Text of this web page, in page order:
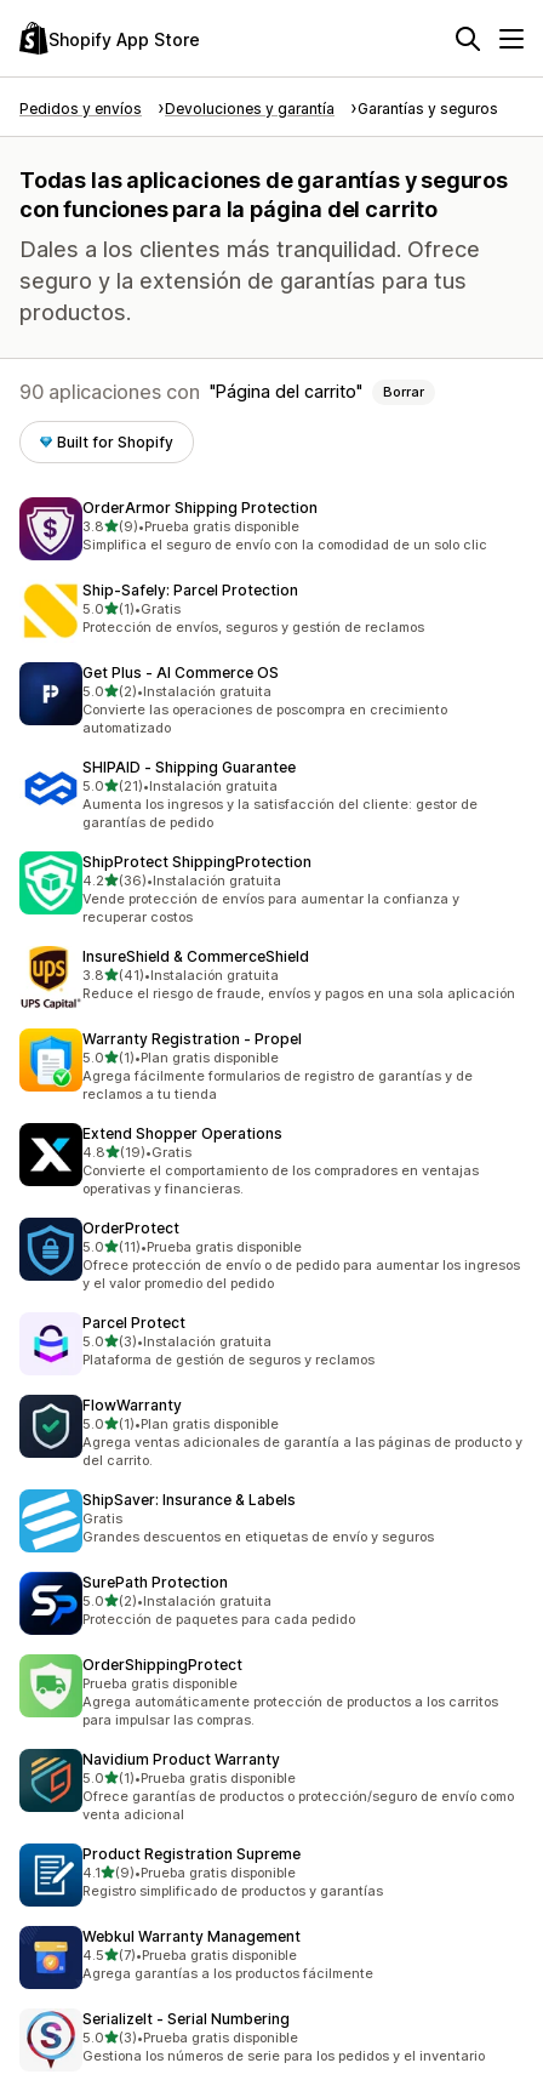
Shopify App Store
Pedidos y envíos Devoluciones y garantía Garantías y seguros
Todas las aplicaciones de garantías y seguros
con funciones para la página del carrito
Dales a los clientes más tranquilidad. Ofrece
seguro y la extensión de garantías para tus
productos.
90 aplicaciones con Página del carrito Borrar
Built for Shopify
OrderArmor Shipping Protection
3.8de 5 estrellas
(9)
9 reseñas en total
•Prueba gratis disponible
Simplifica el seguro de envío con la comodidad de un solo clic
Ship‑Safely: Parcel Protection
5.0de 5 estrellas
(1)
1 reseñas en total
•Gratis
Protección de envíos, seguros y gestión de reclamos
Get Plus ‑ AI Commerce OS
5.0de 5 estrellas
(2)
2 reseñas en total
•Instalación gratuita
Convierte las operaciones de poscompra en crecimiento
automatizado
SHIPAID ‑ Shipping Guarantee
5.0de 5 estrellas
(21)
21 reseñas en total
•Instalación gratuita
Aumenta los ingresos y la satisfacción del cliente: gestor de
garantías de pedido
ShipProtect ShippingProtection
4.2de 5 estrellas
(36)
36 reseñas en total
•Instalación gratuita
Vende protección de envíos para aumentar la confianza y
recuperar costos
InsureShield & CommerceShield
3.8de 5 estrellas
(41)
41 reseñas en total
•Instalación gratuita
Reduce el riesgo de fraude, envíos y pagos en una sola aplicación
Warranty Registration ‑ Propel
5.0de 5 estrellas
(1)
1 reseñas en total
•Plan gratis disponible
Agrega fácilmente formularios de registro de garantías y de
reclamos a tu tienda
Extend Shopper Operations
4.8de 5 estrellas
(19)
19 reseñas en total
•Gratis
Convierte el comportamiento de los compradores en ventajas
operativas y financieras.
OrderProtect
5.0de 5 estrellas
(11)
11 reseñas en total
•Prueba gratis disponible
Ofrece protección de envío o de pedido para aumentar los ingresos
y el valor promedio del pedido
Parcel Protect
5.0de 5 estrellas
(3)
3 reseñas en total
•Instalación gratuita
Plataforma de gestión de seguros y reclamos
FlowWarranty
5.0de 5 estrellas
(1)
1 reseñas en total
•Plan gratis disponible
Agrega ventas adicionales de garantía a las páginas de producto y
del carrito.
ShipSaver: Insurance & Labels
Gratis
Grandes descuentos en etiquetas de envío y seguros
SurePath Protection
5.0de 5 estrellas
(2)
2 reseñas en total
•Instalación gratuita
Protección de paquetes para cada pedido
OrderShippingProtect
Prueba gratis disponible
Agrega automáticamente protección de productos a los carritos
para impulsar las compras.
Navidium Product Warranty
5.0de 5 estrellas
(1)
1 reseñas en total
•Prueba gratis disponible
Ofrece garantías de productos o protección/seguro de envío como
venta adicional
Product Registration Supreme
4.1de 5 estrellas
(9)
9 reseñas en total
•Prueba gratis disponible
Registro simplificado de productos y garantías
Webkul Warranty Management
4.5de 5 estrellas
(7)
7 reseñas en total
•Prueba gratis disponible
Agrega garantías a los productos fácilmente
SerializeIt ‑ Serial Numbering
5.0de 5 estrellas
(3)
3 reseñas en total
•Prueba gratis disponible
Gestiona los números de serie para los pedidos y el inventario